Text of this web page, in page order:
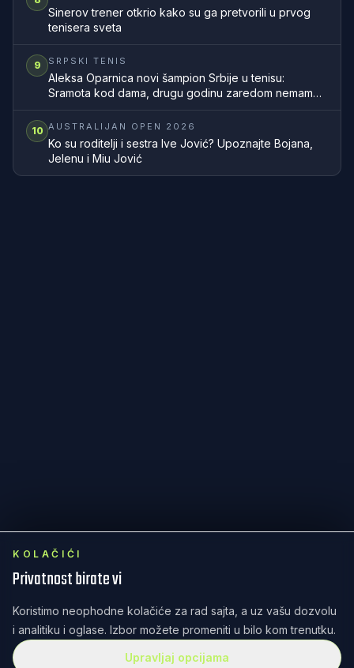
Sinerov trener otkrio kako su ga pretvorili u prvog
tenisera sveta
9 SRPSKI TENIS
Aleksa Oparnica novi šampion Srbije u tenisu:
Sramota kod dama, drugu godinu zaredom nemamo
10 AUSTRALIJAN OPEN 2026
Ko su roditelji i sestra Ive Jović? Upoznajte Bojana,
Jelenu i Miu Jović
KOLAČIĆI
Privatnost birate vi
Koristimo neophodne kolačiće za rad sajta, a uz vašu dozvolu
i analitiku i oglase. Izbor možete promeniti u bilo kom trenutku.
Upravljaj opcijama